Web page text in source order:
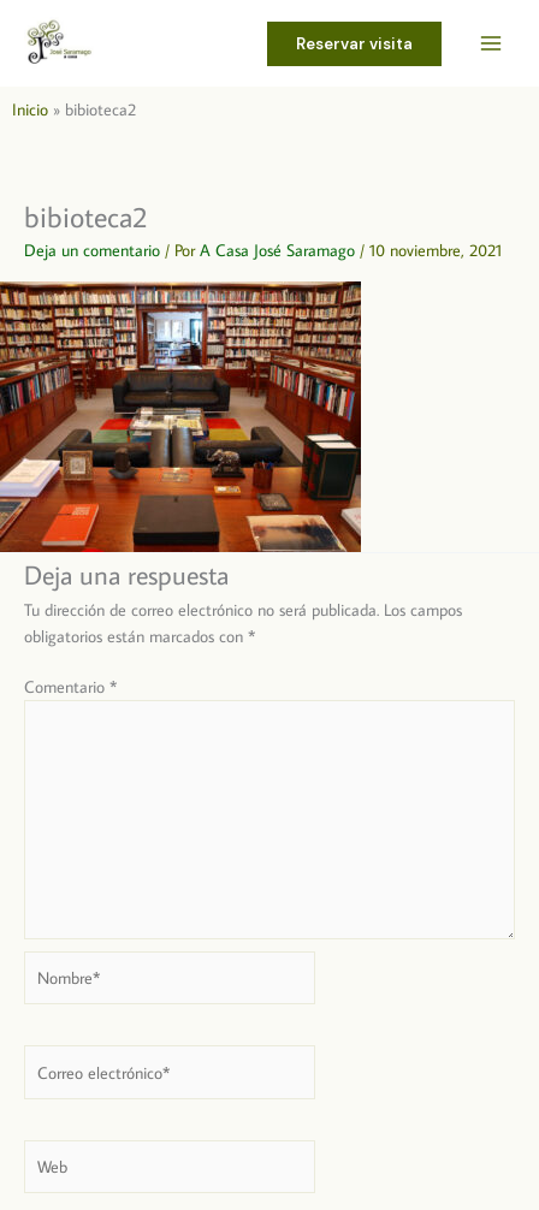
contenido
Reservar visita
Inicio bibioteca2
bibioteca2
Deja un comentario / PorA Casa José Saramago / 10 noviembre, 2021
Deja una respuesta
Tu dirección de correo electrónico no será publicada. Los campos
obligatorios están marcados con *
Comentario *
electrónico*